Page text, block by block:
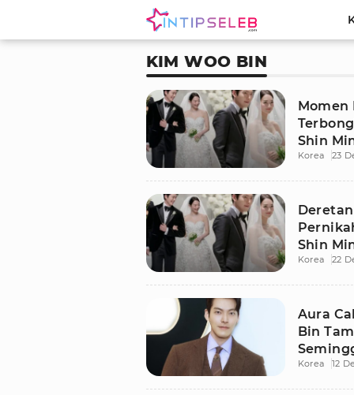
KIM WOO BIN
Momen
Shin
Korea 23
Shin
Korea 22
Aura
Bin
Min Ah
Korea 12